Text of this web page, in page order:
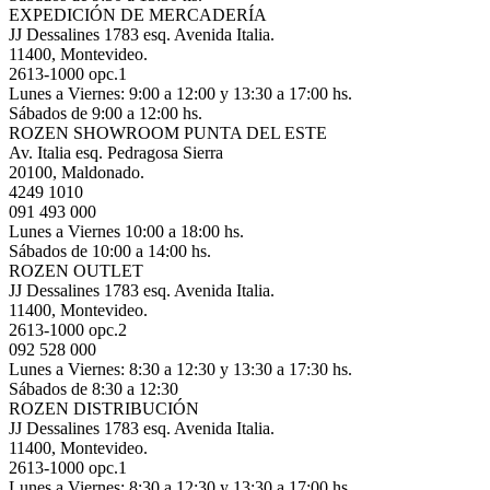
EXPEDICIÓN DE MERCADERÍA
JJ Dessalines 1783 esq. Avenida Italia.
11400, Montevideo.
2613-1000 opc.1
Lunes a Viernes: 9:00 a 12:00 y 13:30 a 17:00 hs.
Sábados de 9:00 a 12:00 hs.
ROZEN SHOWROOM PUNTA DEL ESTE
Av. Italia esq. Pedragosa Sierra
20100, Maldonado.
4249 1010
091 493 000
Lunes a Viernes 10:00 a 18:00 hs.
Sábados de 10:00 a 14:00 hs.
ROZEN OUTLET
JJ Dessalines 1783 esq. Avenida Italia.
11400, Montevideo.
2613-1000 opc.2
092 528 000
Lunes a Viernes: 8:30 a 12:30 y 13:30 a 17:30 hs.
Sábados de 8:30 a 12:30
ROZEN DISTRIBUCIÓN
JJ Dessalines 1783 esq. Avenida Italia.
11400, Montevideo.
2613-1000 opc.1